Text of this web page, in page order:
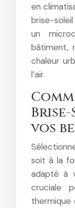
en
brise-
un
bâtiment,
chaleur
l’air.
vos
soit à la
adapté à
cruciale
thermique